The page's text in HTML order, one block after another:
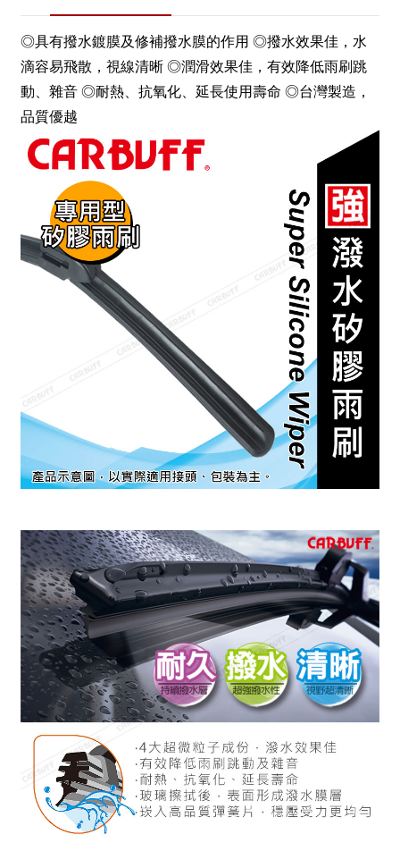
◎具有撥水鍍膜及修補撥水膜的作用 ◎撥水效果佳，水
滴容易飛散，視線清晰 ◎潤滑效果佳，有效降低雨刷跳
動、雜音 ◎耐熱、抗氧化、延長使用壽命 ◎台灣製造，
品質優越